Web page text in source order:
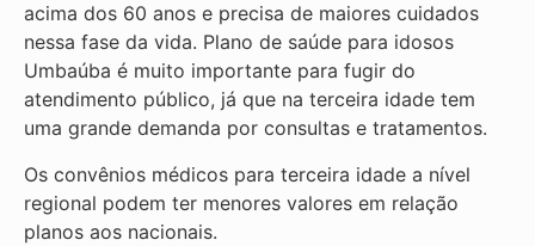
acima dos 60 anos e precisa de maiores cuidados
nessa fase da vida. Plano de saúde para idosos
Umbaúba é muito importante para fugir do
atendimento público, já que na terceira idade tem
uma grande demanda por consultas e tratamentos.
Os convênios médicos para terceira idade a nível
regional podem ter menores valores em relação
planos aos nacionais.